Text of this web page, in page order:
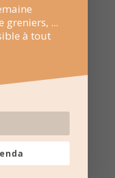
Facebook
un résumé
greniers, ...
à tout